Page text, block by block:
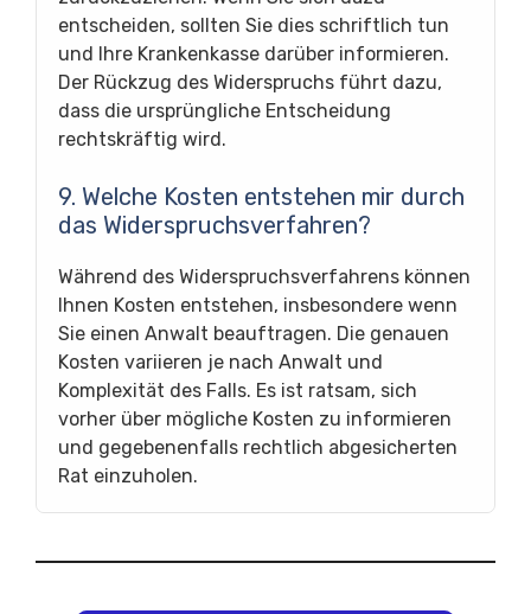
entscheiden, sollten Sie dies schriftlich tun
und Ihre Krankenkasse darüber informieren.
Der Rückzug des Widerspruchs führt dazu,
dass die ursprüngliche Entscheidung
rechtskräftig wird.
9. Welche Kosten entstehen mir durch
das Widerspruchsverfahren?
Während des Widerspruchsverfahrens können
Ihnen Kosten entstehen, insbesondere wenn
Sie einen Anwalt beauftragen. Die genauen
Kosten variieren je nach Anwalt und
Komplexität des Falls. Es ist ratsam, sich
vorher über mögliche Kosten zu informieren
und gegebenenfalls rechtlich abgesicherten
Rat einzuholen.